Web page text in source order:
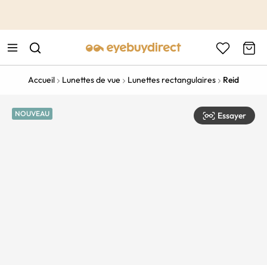
Accueil Lunettes de vue Lunettes rectangulaires Reid
NOUVEAU Essayer